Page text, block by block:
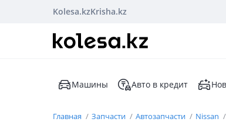
Kolesa.kzKrisha.kz
Машины Авто в кредит
Главная Запчасти Автозапчасти Nissan